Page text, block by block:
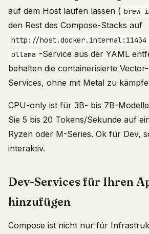
auf dem Host laufen lassen ( brew
den Rest des Compose-Stacks auf
http://host.docker.internal:11434
ollama -Service aus der YAML
behalten die containerisierte
Services, ohne mit Metal zu
CPU-only ist für 3B- bis 7B-
Sie 5 bis 20 Tokens/Sekunde auf
Ryzen oder M-Series. Ok für Dev,
interaktiv.
Dev-Services für Ihren
hinzufügen
Compose ist nicht nur für